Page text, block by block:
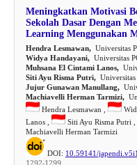
Meningkatkan Motivasi
Sekolah Dasar Dengan
Learning Menggunakan
Hendra Lesmawan,Universitas
Widya Handayani,Universitas
Muhsana El Cintami Lanos,
Siti Ayu Risma Putri,Universitas
Jujur Gunawan Manullang,
Machiavelli Herman Tarmizi,
Hendra Lesmawan ,
Lanos ,
Siti Ayu Risma Putri ,
Machiavelli Herman Tarmizi
DOI: 10.59141/
1292-1299